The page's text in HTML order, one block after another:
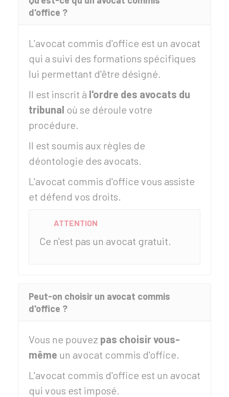
d'office ?
L'avocat commis d'office est un avocat
qui a suivi des formations spécifiques
lui permettant d'être désigné.
Il est inscrit à l'ordre des avocats du
tribunal où se déroule votre
procédure.
Il est soumis aux règles de
déontologie des avocats.
L'avocat commis d'office vous assiste
et défend vos droits.
ATTENTION
Ce n'est pas un avocat gratuit.
Peut-on choisir un avocat commis
d'office ?
Vous ne pouvez pas choisir vous-
même un avocat commis d'office.
L'avocat commis d'office est un avocat
qui vous est imposé.